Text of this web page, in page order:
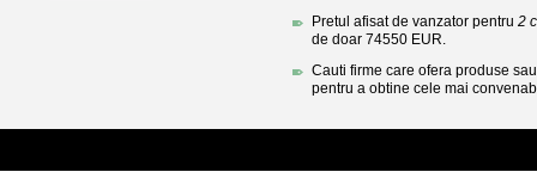
Pretul afisat de vanzator pentru 2
de doar 74550 EUR.
Cauti firme care ofera produse
pentru a obtine cele mai